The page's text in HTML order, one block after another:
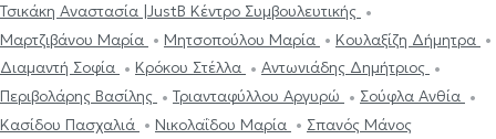
Τσικάκη Αναστασία |JustB Kέντρο Συμβουλευτικής
Μαρτζιβάνου Μαρία
Μητσοπούλου Μαρία
Κουλαξίζη Δήμητρα
Διαμαντή Σοφία
Κρόκου Στέλλα
Αντωνιάδης Δημήτριος
Περιβολάρης Βασίλης
Τριανταφύλλου Αργυρώ
Σούφλα Ανθία
Κασίδου Πασχαλιά
Νικολαΐδου Μαρία Σπανός Μάνος